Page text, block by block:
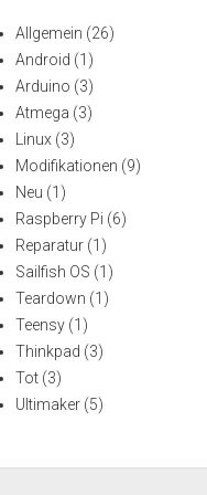
Allgemein (26)
Android (1)
Arduino (3)
Atmega (3)
Linux (3)
Modifikationen (9)
Neu (1)
Raspberry Pi (6)
Reparatur (1)
Sailfish OS (1)
Teardown (1)
Teensy (1)
Thinkpad (3)
Tot (3)
Ultimaker (5)